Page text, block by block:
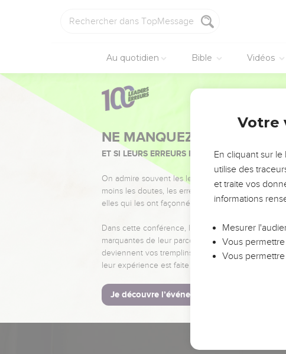
Au quotidien Bible Vidéos
NE MANQUEZ PAS
ET SI LEURS ERREURS POUVAIENT VOUS
On admire souvent les leaders pour leurs
moins les doutes, les erreurs et les saisons
elles qui les ont façonnés.
Dans cette conférence, leaders, entrepreneurs, et
marquantes de leur parcours et les clés pour
deviennent vos tremplins. Que vous guidiez un
leur expérience est faite pour vous.
Je découvre l’événement
Votre
En cliquant sur
utilise des
et traite vos
informations
Mesurer
Vous
Vous